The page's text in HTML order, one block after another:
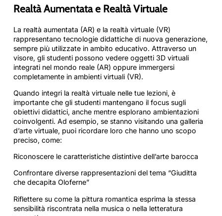
Realtà Aumentata e Realtà Virtuale
La realtà aumentata (AR) e la realtà virtuale (VR)
rappresentano tecnologie didattiche di nuova generazione,
sempre più utilizzate in ambito educativo. Attraverso un
visore, gli studenti possono vedere oggetti 3D virtuali
integrati nel mondo reale (AR) oppure immergersi
completamente in ambienti virtuali (VR).
Quando integri la realtà virtuale nelle tue lezioni, è
importante che gli studenti mantengano il focus sugli
obiettivi didattici, anche mentre esplorano ambientazioni
coinvolgenti. Ad esempio, se stanno visitando una galleria
d’arte virtuale, puoi ricordare loro che hanno uno scopo
preciso, come:
Riconoscere le caratteristiche distintive dell’arte barocca
Confrontare diverse rappresentazioni del tema “Giuditta
che decapita Oloferne”
Riflettere su come la pittura romantica esprima la stessa
sensibilità riscontrata nella musica o nella letteratura